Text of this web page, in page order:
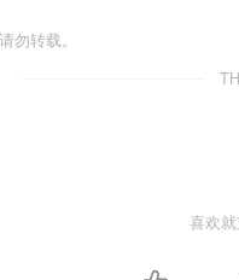
勿转载。
喜欢